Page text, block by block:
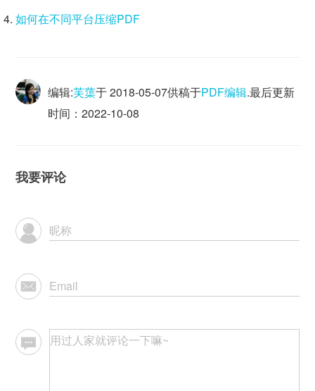
如何在不同平台压缩PDF
编辑:芙蕖于2018-05-07供稿于PDF编辑.最后更新
时间：2022-10-08
我要评论